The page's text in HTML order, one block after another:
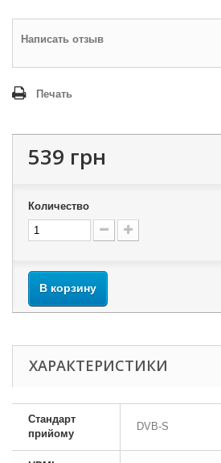
Написать отзыв
Печать
539 грн
Количество
В корзину
ХАРАКТЕРИСТИКИ
Стандарт
прийому
DVB-S